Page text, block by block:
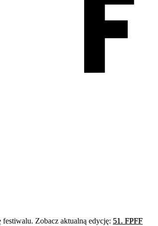
Zobacz aktualną edycję: 51. FPFF